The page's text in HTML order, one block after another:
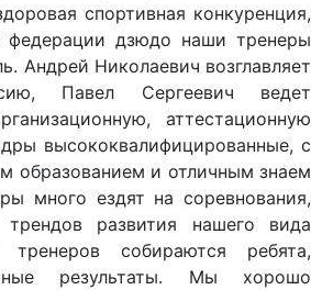
спортивная конкуренция,
дзюдо наши тренеры
Андрей Николаевич возглавляет
Павел Сергеевич ведет
аттестационную
высококвалифицированные, с
образованием и отличным знаем
много ездят на соревнования,
развития нашего вида
собираются ребята,
результаты. Мы хорошо